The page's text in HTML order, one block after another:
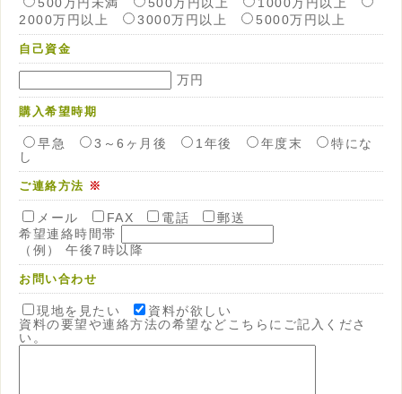
2000万円以上
3000万円以上 5000万円以上
自己資金
万円
購入希望時期
早急 3～6ヶ月後 1年後 年度末
特にな
し
ご連絡方法 ※
メール FAX 電話
郵送
希望連絡時間帯
（例） 午後7時以降
お問い合わせ
現地を見たい
資料が欲しい
資料の要望や連絡方法の希望などこちらにご記入くださ
い。